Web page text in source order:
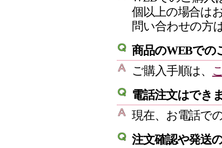
個以上の場合は
問い合わせの方
商品のWEBでの
ご購入手順は、
電話注文はでき
現在、お電話で
注文確認や発送